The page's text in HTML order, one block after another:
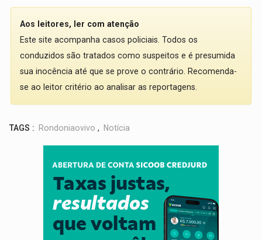
Aos leitores, ler com atenção
Este site acompanha casos policiais. Todos os
conduzidos são tratados como suspeitos e é presumida
sua inocência até que se prove o contrário. Recomenda-
se ao leitor critério ao analisar as reportagens.
TAGS : Rondoniaovivo , Notícia